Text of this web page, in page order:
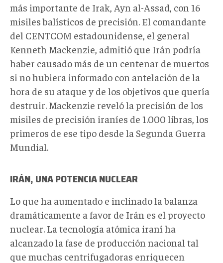
más importante de Irak, Ayn al-Assad, con 16
misiles balísticos de precisión. El comandante
del CENTCOM estadounidense, el general
Kenneth Mackenzie, admitió que Irán podría
haber causado más de un centenar de muertos
si no hubiera informado con antelación de la
hora de su ataque y de los objetivos que quería
destruir. Mackenzie reveló la precisión de los
misiles de precisión iraníes de 1.000 libras, los
primeros de ese tipo desde la Segunda Guerra
Mundial.
IRÁN, UNA POTENCIA NUCLEAR
Lo que ha aumentado e inclinado la balanza
dramáticamente a favor de Irán es el proyecto
nuclear. La tecnología atómica iraní ha
alcanzado la fase de producción nacional tal
que muchas centrifugadoras enriquecen